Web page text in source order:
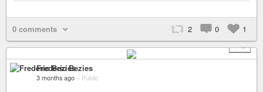
0 comments 2 0
1
+ 2
Frederic Bezies
3 months ago – Public